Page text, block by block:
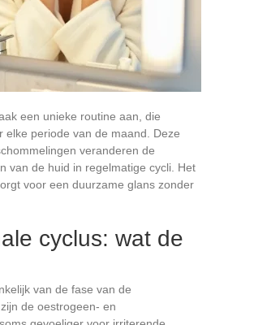
een unieke routine aan, die
periode van de maand. Deze
veranderen de
van de huid in regelmatige cycli. Het
voor een duurzame glans zonder
cyclus: wat de
van de fase van de
de oestrogeen- en